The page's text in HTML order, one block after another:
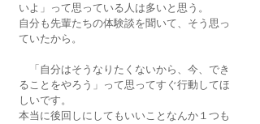
いよ」って思っている人は多いと思う。
自分も先輩たちの体験談を聞いて、そう思っ
ていたから。
「自分はそうなりたくないから、今、でき
ることをやろう」って思ってすぐ行動してほ
しいです。
本当に後回しにしてもいいことなんか１つも